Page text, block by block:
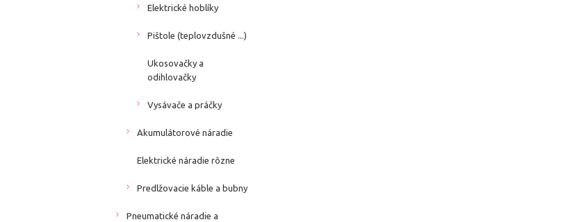
Elektrické hoblíky
Pištole (teplovzdušné ...)
Ukosovačky a
odihlovačky
Vysávače a práčky
Akumulátorové náradie
Elektrické náradie rôzne
Predlžovacie káble a bubny
Pneumatické náradie a